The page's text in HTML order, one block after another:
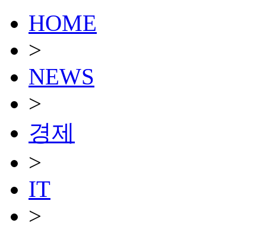
HOME
>
NEWS
>
경제
>
IT
>